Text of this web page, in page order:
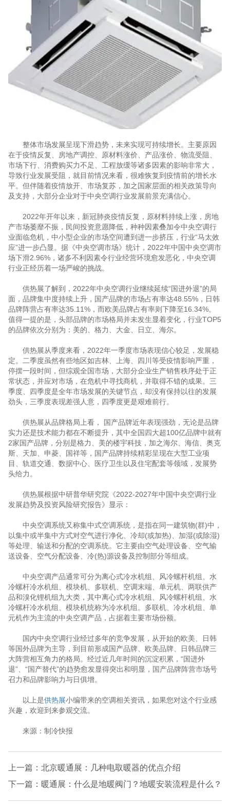
整体市场发展呈现下滑趋势，未来实现可持续增长。主要原因
在于疫情反复、房地产调控、原材料涨价、产品涨价、物流受阻、
市场下行、消费购买力不足、工程放缓等诸多因素的影响非常大，
导致行业发展受阻，就目前情况来看，很难恢复到疫情前的增长水
平。但伴随着疫情放开、市场复苏，加之国家层面的相关政策导向
及支持，大部分企业对于中央空调行业发展前景充满信心。
2022年开年以来，新冠肺炎疫情反复，原材料持续上涨，房地
产市场萎靡不振，民间投资意愿降低，种种因素叠加令中央空调行
业面临危机，中小型企业的市场空间遭到进一步挤压，行业“马太效
应”进一步凸显。据《中央空调市场》统计，2022年中国中央空调市
场下滑2.96%，诸多不利因素令行业经营环境愈发恶化，中央空调
行业正经历着一场严峻的挑战。
供热展了解到，2022年中央空调行业继续延续“国进外退”的局
面，品牌集中度持续上升，国产品牌的市场占有率达48.55%，日韩
品牌阵营占有率达35.11%，而欧美品牌占有率则下降至16.34%。
值得一提的是，头部品牌的市场格局并未发生显着变化，行业TOP5
的品牌依次分别为：美的、格力、大金、日立、海尔。
供热展从季度来看，2022年一季度市场表现信心较足，发展稳
定。二季度虽然有些地区如吉林、上海、四川等受疫情影响严重，
停摆一段时间，但综观全国市场，大部分企业生产销售秩序处于正
常状态，并应对市场，在危机中寻找商机，并取得不错的成果。三
季度、四季度是全年市场发展的关键节点，却没有保持以往的发展
劲头，三季度表现差强人意，四季度更是艰难前行。
供热展从品牌格局上看， 国产品牌近年表现强劲，无论是品牌
实力还是技术能力都在不断提升，其中全国四大超100亿品牌中就有
2家国产品牌，分别是格力、美的楼宇科技，加之海尔、海信、奥克
斯、天加、申菱、国祥等，国产品牌持续精彩呈现在大型工业项
目、轨道交通、数据中心、医疗卫生以及住宅配套等领域，发展势
头给力。
供热展根据中研普华研究院《2022-2027年中国中央空调行业
发展趋势及投资风险研究报告》显示：
中央空调系统又称集中式空调系统，是指在同一建筑物(群)中，
以集中或半集中方式对空气进行净化、冷却(或加热)、加湿(或除湿)
等处理、输送和分配的空调系统。它主要由空气处理设备、空气输
送设备、空气分配设备、冷(热)源设备及控制部分等组成。
中央空调产品通常可分为离心式冷水机组、风冷螺杆机组、水
冷螺杆冷水机组、模块机、多联机、空调末端、单元机、两联供产
品和溴化锂机组九大类，其中离心式冷水机组、风冷螺杆机组、水
冷螺杆冷水机组、模块机统称为冷水机组。多联机、冷水机组、单
元机作为主流的中央空调产品，占据着主要市场份额。
国内中央空调行业经过多年的竞争发展，从开始的欧美、日韩
等国外品牌为主导，到目前形成国产品牌、欧美品牌、日韩品牌三
大阵营相互角力的格局。经过近几年时间的沉淀积累，“国进外
退”、“国产替代”的趋势愈发显得突出和明显，国产品牌阵营市场号
召力和品牌影响力与日俱增。
以上是供热展小编带来的空调相关资讯，如果您对这个行业感
兴趣，欢迎到来参观交流。
来源：制冷快报
上一篇：北京暖通展：几种电取暖器的优点介绍
下一篇：暖通展：什么是地暖阀门？地暖安装流程是什么？